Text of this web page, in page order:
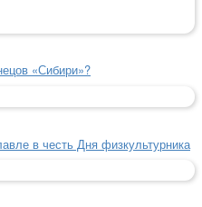
«Сибири»?
в честь Дня физкультурника